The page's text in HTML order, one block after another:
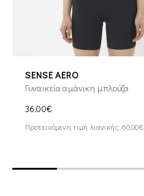
SENSE AERO
Γυναικεία αμάνικη μπλούζα
36,00€
Προτεινόμενη τιμή λιανικής: 60,00€